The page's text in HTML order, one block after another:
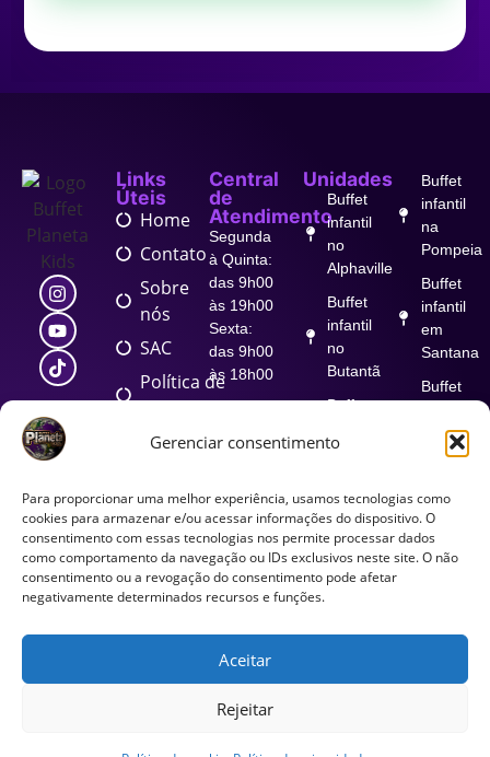
Gerenciar consentimento
Para proporcionar uma melhor experiência, usamos tecnologias como
cookies para armazenar e/ou acessar informações do dispositivo. O
consentimento com essas tecnologias nos permite processar dados
como comportamento da navegação ou IDs exclusivos neste site. O não
consentimento ou a revogação do consentimento pode afetar
negativamente determinados recursos e funções.
Aceitar
Rejeitar
Links
Úteis
Home
Contato
Sobre
nós
SAC
Política de
Privacidade
Termos
Política
de
cookies
Marketing
Central
de
Atendimento
Segunda
à Quinta:
das 9h00
às 19h00
Sexta:
das 9h00
às 18h00
Unidades
à sexta:
das
10h30 às
19h00
Sábados:
das
12h00
Unidades
Buffet
infantil
no
Alphaville
Buffet
infantil
no
Butantã
Buffet
no
Buffet
no
Ipiranga
infantil em
Buffet
infantil
na
Pompeia
Buffet
infantil
em
Santana
Buffet
Sorocaba
infantil
no
Tamboré
na Vila
© 2026. Planeta Kids. Todos os direitos reservados.